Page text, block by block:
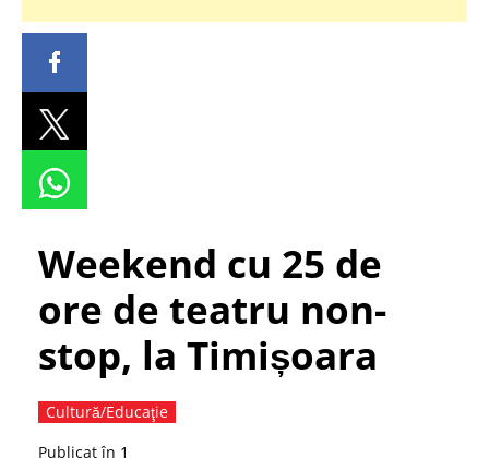
Weekend cu 25 de
ore de teatru non-
stop, la Timișoara
Cultură/Educaţie
Publicat în 1